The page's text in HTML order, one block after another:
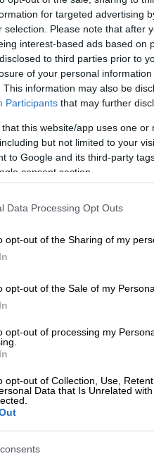
for targeted advertising
selection. Please note that after
interest-based ads based on
to third parties prior to
of your personal
This information may also be
Participants that may further
that this website/app uses one
but not limited to your
to Google and its third-party
consent section.
Data Processing Opt Outs
opt-out of the Sharing of my
opt-out of the Sale of my
opt-out of processing my
opt-out of Collection, Use,
Data that Is Unrelated
δήλωσε χθες
από την
αποκλεισμό.
McDonald's